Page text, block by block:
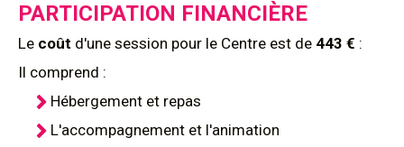
PARTICIPATION FINANCIÈRE
Le coût d'une session pour le Centre est de 443 € :
Il comprend :
Hébergement et repas
L'accompagnement et l'animation